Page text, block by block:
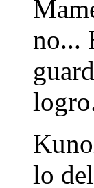
no...
lo